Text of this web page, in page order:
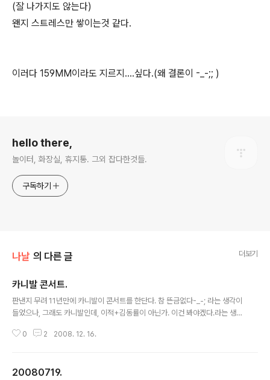
(잘 나가지도 않는다)
왠지 스트레스만 쌓이는것 같다.
이러다 159MM이라도 지르지....싶다.(왜 결론이 -_-;; )
hello there,
놀이터, 화장실, 휴지통. 그외 잡다한것들.
구독하기
나날 의 다른 글 더보기
카니발 콘서트.
판낸지 무려 11년만에 카니발이 콘서트를 한단다. 참 뜬금없다-_-; 라는 생각이
들었으나, 그래도 카니발인데, 이적+김동률이 아닌가. 이건 봐야겠다.라는 생각
리다, 영풍문고 고속터미널점을 찍고 장실로 향했다. 자리를 찾아가 앉으면서,
이 시작하기 전에는, 이런 것(?) 들이 객석 사이를 돌아다녔다. '카니발'이라 그
0 2 2008. 12. 16.
20080719.